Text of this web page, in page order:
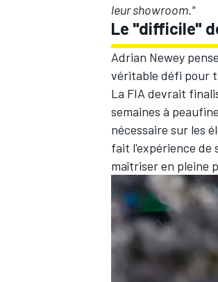
leur showroom."
Le "difficile"
Adrian Newey
véritable défi pour
La FIA devrait
semaines à
nécessaire sur les
fait l'expérience de
maîtriser en pleine